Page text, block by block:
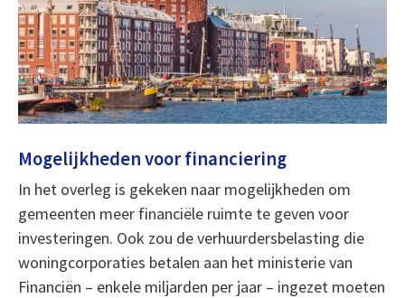
Mogelijkheden voor financiering
In het overleg is gekeken naar mogelijkheden om
gemeenten meer financiële ruimte te geven voor
investeringen. Ook zou de verhuurdersbelasting die
woningcorporaties betalen aan het ministerie van
Financiën – enkele miljarden per jaar – ingezet moeten